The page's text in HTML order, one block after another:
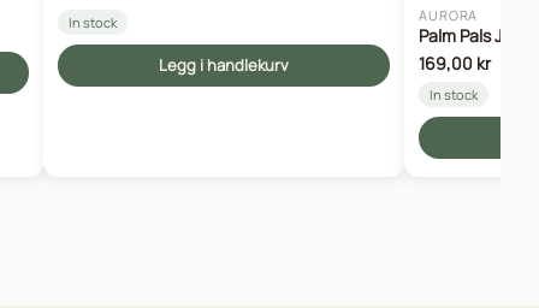
In stock
Legg i handlekurv
AURORA
Palm Pals
169,00 kr
In stock